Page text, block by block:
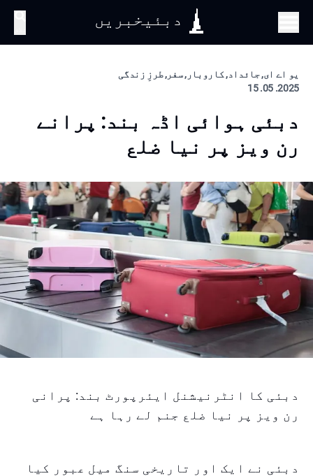
دبئیخبریں
یو اے ای, جائداد, کاروبار, سفر, طرزِ زندگی
2025. 05. 15
دبئی ہوائی اڈہ بند: پرانے
رن ویز پر نیا ضلع
دبئی کا انٹرنیشنل ایئرپورٹ بند: پرانی
رن ویز پر نیا ضلع جنم لے رہا ہے
دبئی نے ایک اور تاریخی سنگ میل عبور کیا